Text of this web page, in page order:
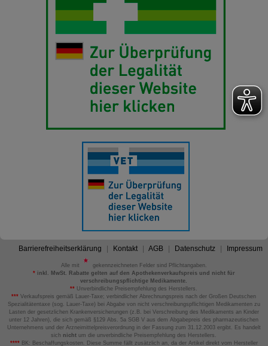
Barrierefreiheitserklärung Kontakt AGB Datenschutz Impressum
Alle mit
gekennzeichneten Felder sind Pflichtangaben.
*inkl. MwSt. Rabatte gelten auf den Apothekenverkaufspreis und nicht für
verschreibungspflichtige Medikamente.
** Unverbindliche Preisempfehlung des Herstellers.
*** Verkaufspreis gemäß Lauer-Taxe; verbindlicher Abrechnungspreis nach der Großen Deutschen
Spezialitätentaxe (sog. Lauer-Taxe) bei Abgabe von nicht verschreibungspflichtigen Medikamenten zu
Lasten der gesetzlichen Krankenversicherungen (z.B. bei Verschreibung des Medikaments an Kinder
unter 12 Jahren), die sich gemäß §129 Abs. 5a SGB V aus dem Abgabepreis des pharmazeutischen
Unternehmens und der Arzneimittelpreisverordnung in der Fassung zum 31.12.2003 ergibt. Es handelt
sich nicht um die unverbindliche Preisempfehlung des Herstellers.
****BK: Beschaffungskosten. Diese Summe fällt zusätzlich an, da der Artikel direkt vom Hersteller